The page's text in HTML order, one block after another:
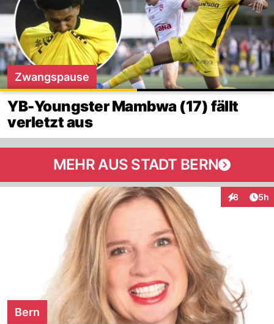
Zwangspause
YB-Youngster Mambwa (17) fällt
verletzt aus
MEHR AUS STADT BERN
8 5h
Bern